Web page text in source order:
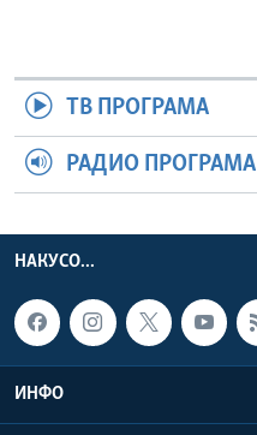
ТВ ПРОГРАМА
РАДИО ПРОГРАМА
НАКУСО...
ИНФО